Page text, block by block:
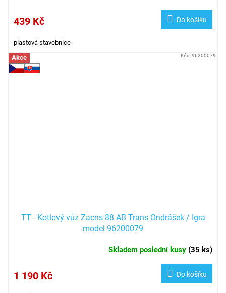
439 Kč Do košíku
plastová stavebnice
Akce
TT - Kotlový vůz Zacns 88 AB Trans Ondrášek / Igra
model 96200079
Skladem poslední kusy (35 ks)
1 190 Kč Do košíku
Kód:96200079